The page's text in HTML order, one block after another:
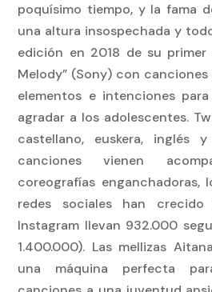
poquísimo tiempo, y la fama
una altura insospechada y
edición en 2018 de su
Melody” (Sony) con
elementos e intenciones
agradar a los adolescentes.
castellano, euskera, inglés
canciones vienen
coreografías enganchadoras,
redes sociales han crecido
Instagram llevan 932.000
1.400.000). Las mellizas
una máquina perfecta